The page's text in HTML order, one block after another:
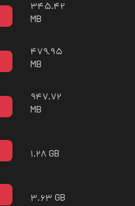
۳۴۵.۴۲
MB
۴۷۹.۹۵
MB
۹۴۷.۷۲
MB
۱.۲۸ GB
۳.۶۳ GB